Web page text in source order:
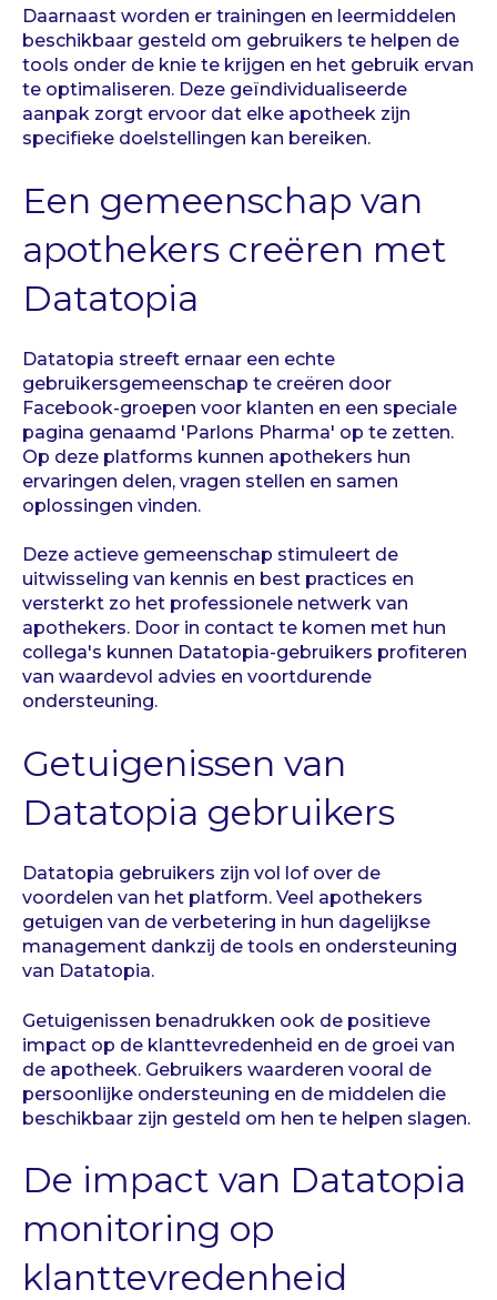
Daarnaast worden er trainingen en leermiddelen
beschikbaar gesteld om gebruikers te helpen de
tools onder de knie te krijgen en het gebruik ervan
te optimaliseren. Deze geïndividualiseerde
aanpak zorgt ervoor dat elke apotheek zijn
specifieke doelstellingen kan bereiken.
Een gemeenschap van
apothekers creëren met
Datatopia
Datatopia streeft ernaar een echte
gebruikersgemeenschap te creëren door
Facebook-groepen voor klanten en een speciale
pagina genaamd 'Parlons Pharma' op te zetten.
Op deze platforms kunnen apothekers hun
ervaringen delen, vragen stellen en samen
oplossingen vinden.
Deze actieve gemeenschap stimuleert de
uitwisseling van kennis en best practices en
versterkt zo het professionele netwerk van
apothekers. Door in contact te komen met hun
collega's kunnen Datatopia-gebruikers profiteren
van waardevol advies en voortdurende
ondersteuning.
Getuigenissen van
Datatopia gebruikers
Datatopia gebruikers zijn vol lof over de
voordelen van het platform. Veel apothekers
getuigen van de verbetering in hun dagelijkse
management dankzij de tools en ondersteuning
van Datatopia.
Getuigenissen benadrukken ook de positieve
impact op de klanttevredenheid en de groei van
de apotheek. Gebruikers waarderen vooral de
persoonlijke ondersteuning en de middelen die
beschikbaar zijn gesteld om hen te helpen slagen.
De impact van Datatopia
monitoring op
klanttevredenheid